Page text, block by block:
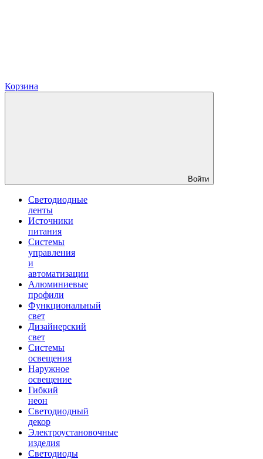
Корзина
Войти
Светодиодные
ленты
Источники
питания
Системы
управления
и
автоматизации
Алюминиевые
профили
Функциональный
свет
Дизайнерский
свет
Системы
освещения
Наружное
освещение
Гибкий
неон
Светодиодный
декор
Электроустановочные
изделия
Светодиоды